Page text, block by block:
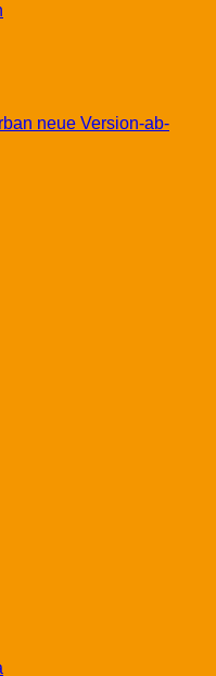
neue Version-ab-